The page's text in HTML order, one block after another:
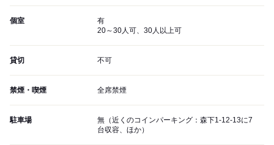
個室
有
20～30人可、30人以上可
貸切 不可
禁煙・喫煙 全席禁煙
駐車場
無（近くのコインパーキング：森下1-12-13に7
台収容、ほか）